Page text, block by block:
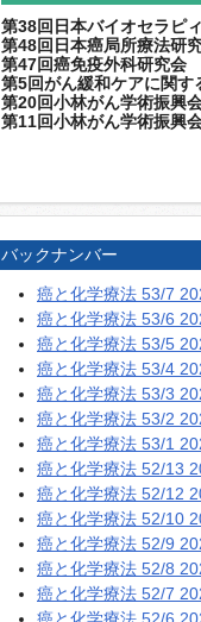
第38回日本バイオセラピ
第48回日本癌局所療法研
第47回癌免疫外科研究会
第5回がん緩和ケアに関す
第20回小林がん学術振興
第11回小林がん学術振興
バックナンバー
癌と化学療法 53/7
癌と化学療法 53/6
癌と化学療法 53/5
癌と化学療法 53/4
癌と化学療法 53/3
癌と化学療法 53/2
癌と化学療法 53/1
癌と化学療法 52/13
癌と化学療法 52/12
癌と化学療法 52/10
癌と化学療法 52/9
癌と化学療法 52/8
癌と化学療法 52/7
癌と化学療法 52/6